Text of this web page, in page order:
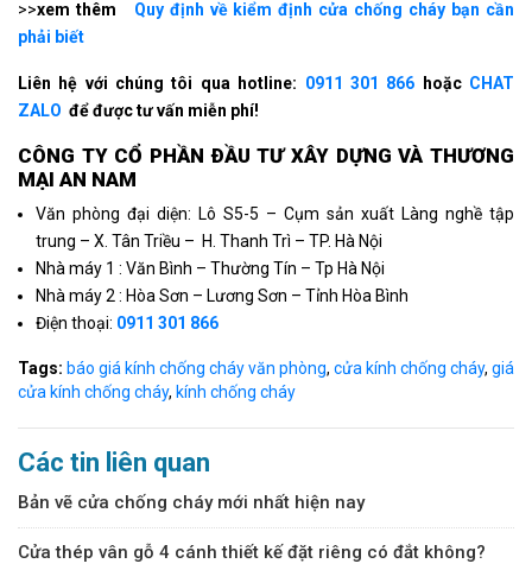
>>xem thêm
Quy định về kiểm định cửa chống cháy bạn cần
phải biết
Liên hệ với chúng tôi qua hotline: 0911 301 866 hoặcCHAT
ZALO để được tư vấn miễn phí!
CÔNG TY CỔ PHẦN ÐẦU TƯ XÂY DỰNG VÀ THƯƠNG
MẠI AN NAM
Văn phòng đại diện: Lô S5-5 – Cụm sản xuất Làng nghề tập
trung – X. Tân Triều – H. Thanh Trì – TP. Hà Nội
Nhà máy 1 : Văn Bình – Thường Tín – Tp Hà Nội
Nhà máy 2 : Hòa Sơn – Lương Sơn – Tỉnh Hòa Bình
Điện thoại: 0911 301 866
Tags: báo giá kính chống cháy văn phòng, cửa kính chống cháy, giá
cửa kính chống cháy, kính chống cháy
Các tin liên quan
Bản vẽ cửa chống cháy mới nhất hiện nay
Cửa thép vân gỗ 4 cánh thiết kế đặt riêng có đắt không?